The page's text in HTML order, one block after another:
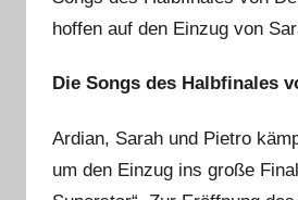
hoffen auf den Einzug von
Die Songs des Halbfinales
Ardian, Sarah und Pietro
um den Einzug ins große